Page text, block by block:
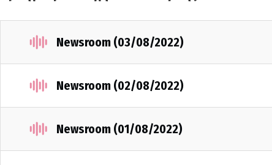
Newsroom (03/08/2022)
Newsroom (02/08/2022)
Newsroom (01/08/2022)